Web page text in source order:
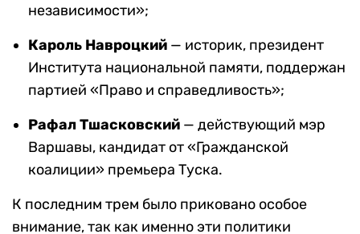
независимости»;
Кароль Навроцкий — историк, президент
Института национальной памяти, поддержан
партией «Право и справедливость»;
Рафал Тшасковский — действующий мэр
Варшавы, кандидат от «Гражданской
коалиции» премьера Туска.
К последним трем было приковано особое
внимание, так как именно эти политики